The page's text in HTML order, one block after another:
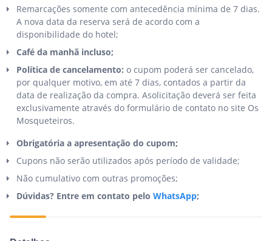
Remarcações somente com antecedência mínima de 7 dias.
A nova data da reserva será de acordo com a
disponibilidade do hotel;
Café da manhã incluso;
Política de cancelamento: o cupom poderá ser cancelado,
por qualquer motivo, em até 7 dias, contados a partir da
data de realização da compra. Asolicitação deverá ser feita
exclusivamente através do formulário de contato no site Os
Mosqueteiros.
Obrigatória a apresentação do cupom;
Cupons não serão utilizados após período de validade;
Não cumulativo com outras promoções;
Dúvidas? Entre em contato pelo WhatsApp;